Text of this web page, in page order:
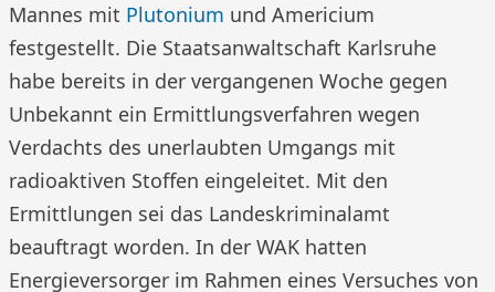
Mannes mit Plutonium und Americium
festgestellt. Die Staatsanwaltschaft Karlsruhe
habe bereits in der vergangenen Woche gegen
Unbekannt ein Ermittlungsverfahren wegen
Verdachts des unerlaubten Umgangs mit
radioaktiven Stoffen eingeleitet. Mit den
Ermittlungen sei das Landeskriminalamt
beauftragt worden. In der WAK hatten
Energieversorger im Rahmen eines Versuches von